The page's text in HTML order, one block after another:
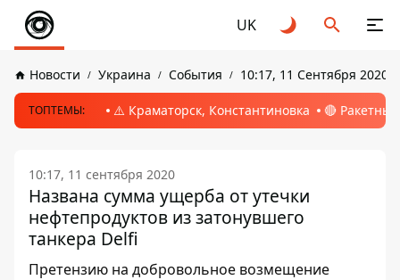
UK
Новости Украина События 10:17, 11 Сентября 2020
ТОПТЕМЫ: ⚠️ Краматорск, Константиновка 🔴
10:17, 11 сентября 2020
Названа сумма ущерба от утечки
нефтепродуктов из затонувшего
танкера Delfi
Претензию на добровольное возмещение